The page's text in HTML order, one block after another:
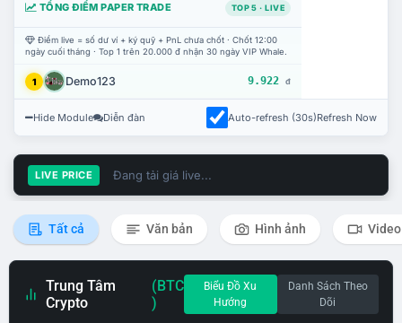
TỔNG ĐIỂM PAPER TRADE TOP 5 · LIVE
Điểm live = số dư ví + ký quỹ + PnL chưa chốt · Chốt 12:00
ngày cuối tháng · Top 1 trên 20.000 đ nhận 30 ngày VIP Whale.
1 Demo123 9.922 đ
Hide Module Diễn đàn Auto-refresh (30s)Refresh Now
LIVE PRICE Đang tải giá live...
Tất cả Văn bản Hình ảnh Video
Trung Tâm
Crypto
(BTC
)
Biểu Đồ Xu
Hướng
Danh Sách Theo
Dõi